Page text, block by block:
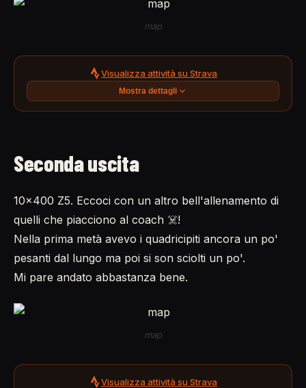
map
Visualizza attività su Strava
Mostra dettagli
Seconda uscita
10x400 Z5. Eccoci con un altro bell'allenamento di
quelli che piacciono al coach ☠️!
Nella prima metà avevo i quadricipiti ancora un po'
pesanti dal lungo ma poi si son sciolti un po'.
Mi pare andato abbastanza bene.
map
Visualizza attività su Strava